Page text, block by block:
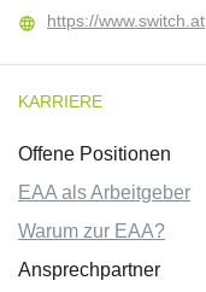
 https://www.switch.at
KARRIERE
Offene Positionen
EAA als Arbeitgeber
Warum zur EAA?
Ansprechpartner